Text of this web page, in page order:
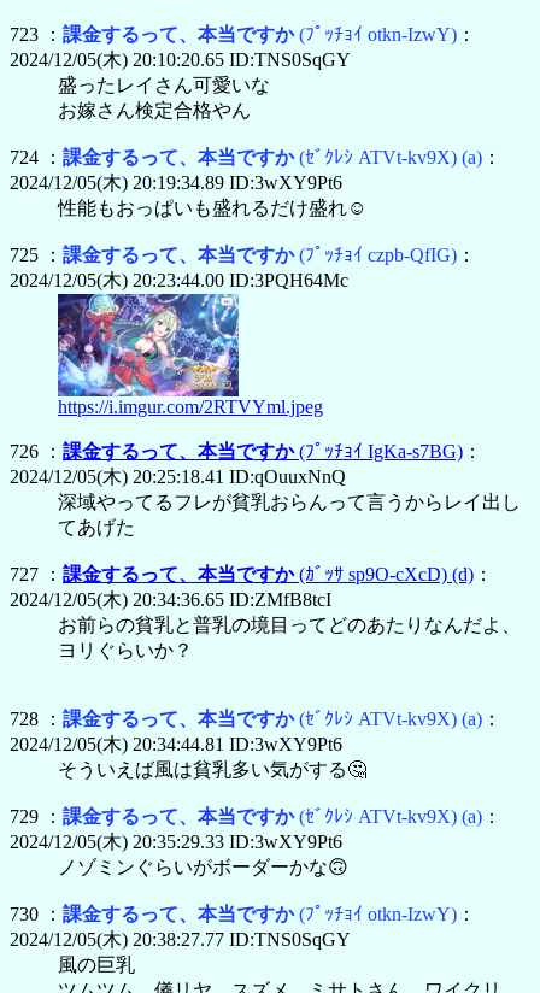
723 ： 課金するって、本当ですか(ﾌﾟｯﾁｮｲ otkn-IzwY) ：
2024/12/05(木) 20:10:20.65 ID:TNS0SqGY
盛ったレイさん可愛いな
お嫁さん検定合格やん
724 ： 課金するって、本当ですか(ｾﾞｸﾚｼ ATVt-kv9X) (a) ：
2024/12/05(木) 20:19:34.89 ID:3wXY9Pt6
性能もおっぱいも盛れるだけ盛れ☺️
725 ： 課金するって、本当ですか(ﾌﾟｯﾁｮｲ czpb-QfIG) ：
2024/12/05(木) 20:23:44.00 ID:3PQH64Mc
https://i.imgur.com/2RTVYml.jpeg
726 ： 課金するって、本当ですか(ﾌﾟｯﾁｮｲ IgKa-s7BG) ：
2024/12/05(木) 20:25:18.41 ID:qOuuxNnQ
深域やってるフレが貧乳おらんって言うからレイ出し
てあげた
727 ： 課金するって、本当ですか(ｶﾞｯｻ sp9O-cXcD) (d) ：
2024/12/05(木) 20:34:36.65 ID:ZMfB8tcI
お前らの貧乳と普乳の境目ってどのあたりなんだよ、
ヨリぐらいか？
728 ： 課金するって、本当ですか(ｾﾞｸﾚｼ ATVt-kv9X) (a) ：
2024/12/05(木) 20:34:44.81 ID:3wXY9Pt6
そういえば風は貧乳多い気がする🤔
729 ： 課金するって、本当ですか(ｾﾞｸﾚｼ ATVt-kv9X) (a) ：
2024/12/05(木) 20:35:29.33 ID:3wXY9Pt6
ノゾミンぐらいがボーダーかな🙃
730 ： 課金するって、本当ですか(ﾌﾟｯﾁｮｲ otkn-IzwY) ：
2024/12/05(木) 20:38:27.77 ID:TNS0SqGY
風の巨乳